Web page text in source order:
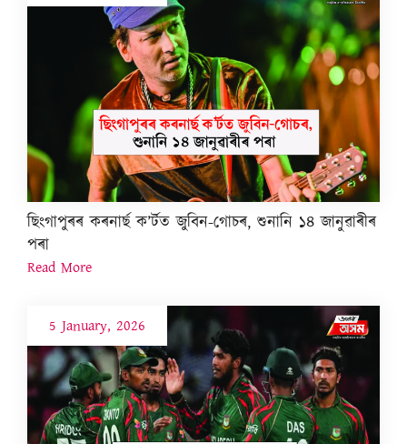
ছিংগাপুৰৰ কৰনাৰ্ছ ক’ৰ্টত জুবিন-গোচৰ, শুনানি ১৪ জানুৱাৰীৰ
পৰা
Read More
5 January, 2026